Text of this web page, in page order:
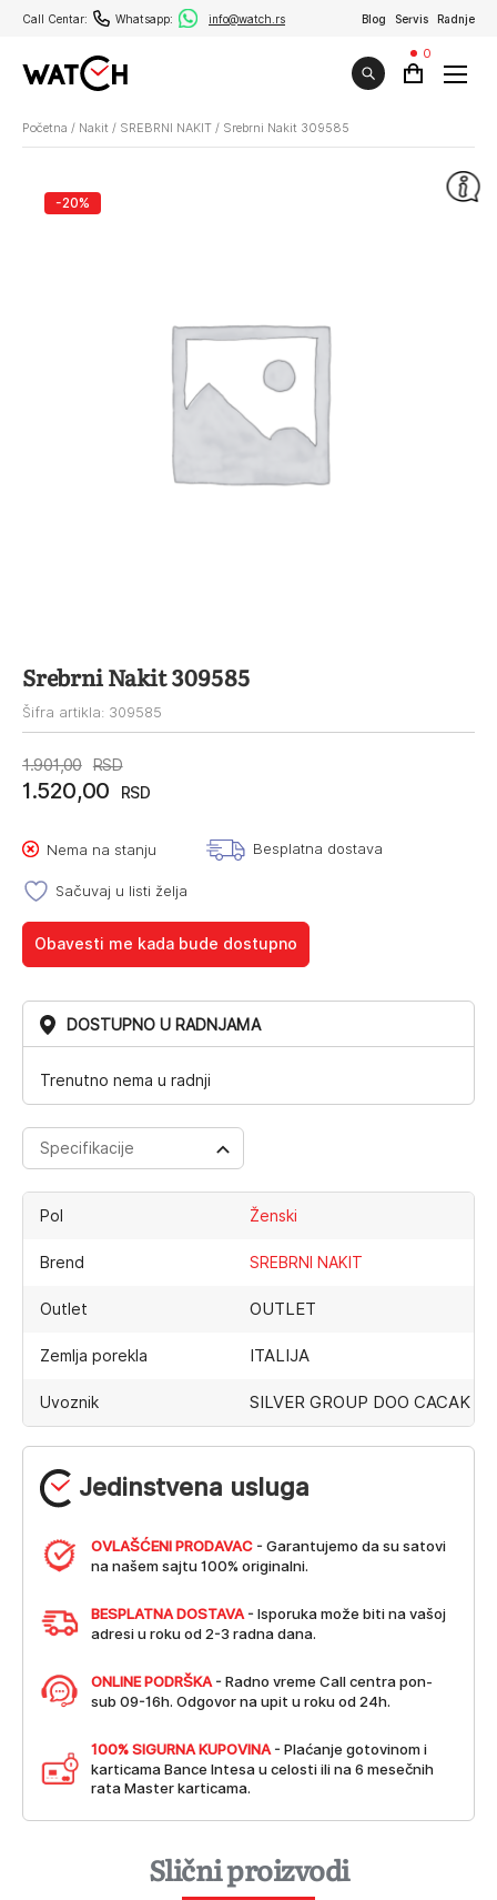
Call Centar: Whatsapp: info@watch.rs Blog Servis Radnje
0
Početna / Nakit / SREBRNI NAKIT / Srebrni Nakit 309585
-20%
Srebrni Nakit 309585
Šifra artikla: 309585
1.901,00 RSD
Originalna
cena
bila:
1.901,00RSD.
1.520,00 RSD
Trenutna
cena
1.520,00RSD.
Nema na stanju Besplatna dostava
Sačuvaj u listi želja
Obavesti me kada bude dostupno
DOSTUPNO U RADNJAMA
Trenutno nema u radnji
Jedinstvena usluga
OVLAŠĆENI PRODAVAC - Garantujemo da su satovi
na našem sajtu 100% originalni.
BESPLATNA DOSTAVA - Isporuka može biti na vašoj
adresi u roku od 2-3 radna dana.
ONLINE PODRŠKA - Radno vreme Call centra pon-
sub 09-16h. Odgovor na upit u roku od 24h.
100% SIGURNA KUPOVINA - Plaćanje gotovinom i
karticama Bance Intesa u celosti ili na 6 mesečnih
rata Master karticama.
Specifikacije
Pol Ženski
Brend SREBRNI NAKIT
Outlet OUTLET
Zemlja porekla ITALIJA
Uvoznik SILVER GROUP DOO CACAK
Slični proizvodi